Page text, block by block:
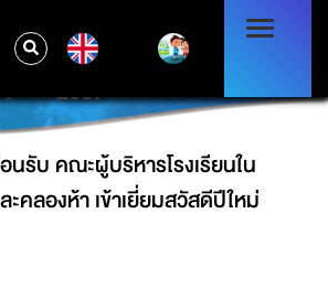
นรับ คณะผู้บริหารโรงเรียนใน
คลองห้า เข้าเยี่ยมสวัสดีปีใหม่
2567
นรับ คณะผู้บริหารโรงเรียนใน
คลองห้า เข้าเยี่ยมสวัสดีปีใหม่